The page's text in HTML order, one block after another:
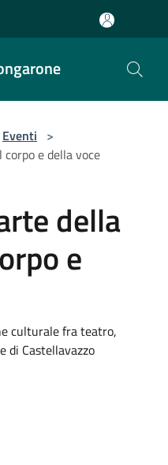
Eventi >
corpo e della voce
della
e
culturale fra teatro,
di Castellavazzo